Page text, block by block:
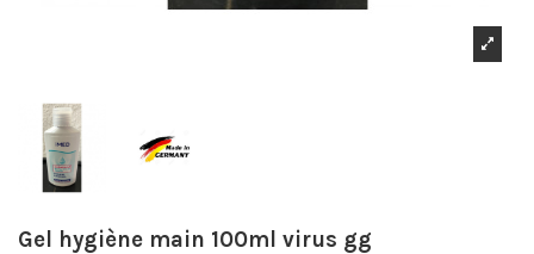
Gel hygiène main 100ml virus gg